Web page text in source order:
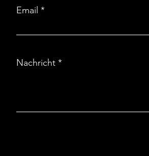
Email
Nachricht